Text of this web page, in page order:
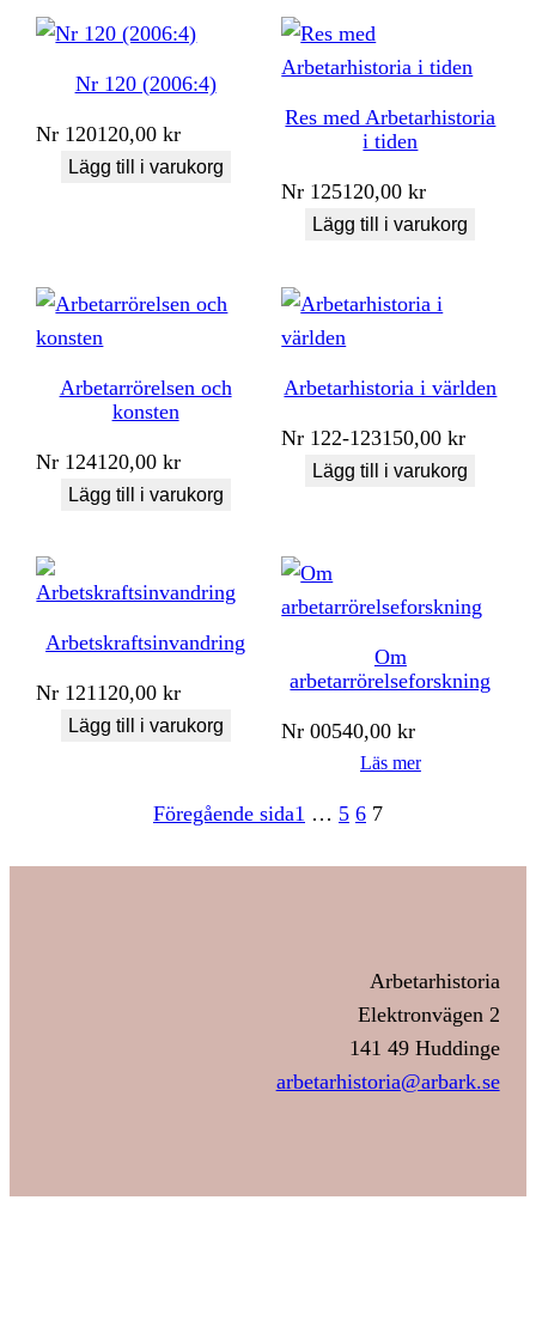
Nr 120 (2006:4)
Nr 120120,00kr
Lägg till i varukorg
Res med Arbetarhistoria
i tiden
Nr 125120,00kr
Lägg till i varukorg
Arbetarrörelsen och
konsten
Nr 124120,00kr
Lägg till i varukorg
Arbetarhistoria i världen
Nr 122-123150,00kr
Lägg till i varukorg
Arbetskraftsinvandring
Nr 121120,00kr
Lägg till i varukorg
Om
arbetarrörelseforskning
Nr 00540,00kr
Läs mer
Föregående sida1 … 5 6 7
Arbetarhistoria
Elektronvägen 2
141 49 Huddinge
arbetarhistoria@arbark.se